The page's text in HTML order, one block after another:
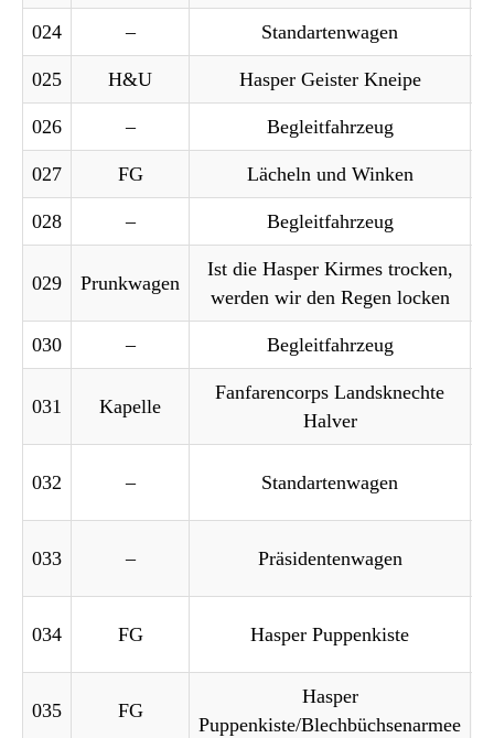
024 – Standartenwagen
025 H&U Hasper Geister Kneipe
026 – Begleitfahrzeug
027 FG Lächeln und Winken
028 – Begleitfahrzeug
029 Prunkwagen
Ist die Hasper Kirmes trocken,
werden wir den Regen locken
030 – Begleitfahrzeug
031 Kapelle
Fanfarencorps Landsknechte
Halver
032 – Standartenwagen
033 – Präsidentenwagen
034 FG Hasper Puppenkiste
035 FG
Hasper
Puppenkiste/Blechbüchsenarmee